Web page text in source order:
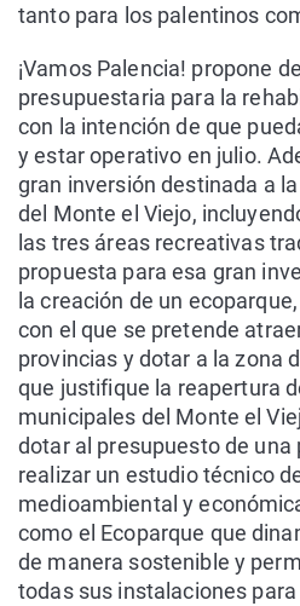
tanto para los palentinos
¡Vamos Palencia! propone
presupuestaria para la
con la intención de que
y estar operativo en julio.
gran inversión destinada a
del Monte el Viejo,
las tres áreas recreativas
propuesta para esa gran
la creación de un
con el que se pretende
provincias y dotar a la zona
que justifique la reapertura
municipales del Monte el
dotar al presupuesto de una
realizar un estudio técnico
medioambiental y
como el Ecoparque que
de manera sostenible y
todas sus instalaciones